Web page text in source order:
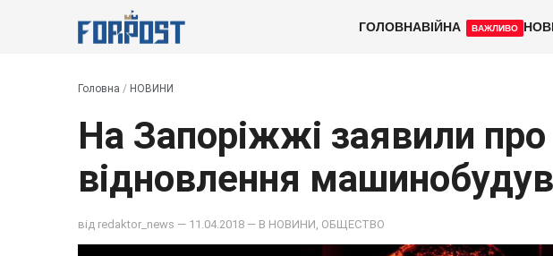
ГОЛОВНАВІЙНА ВАЖЛИВО
Головна / НОВИНИ
На Запоріжжі заявили про
відновлення
від redaktor_news — 11.04.2018 — В НОВИНИ ОБЩЕСТВО